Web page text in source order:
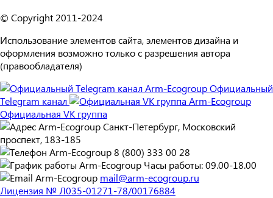
© Copyright 2011-2024
Использование элементов сайта, элементов дизайна и
оформления возможно только с разрешения автора
(правообладателя)
Официальный
Telegram канал
Официальная VK группа
Санкт-Петербург, Московский
проспект, 183-185
8 (800) 333 00 28
Часы работы: 09.00-18.00
mail@arm-ecogroup.ru
Лицензия № Л035-01271-78/00176884